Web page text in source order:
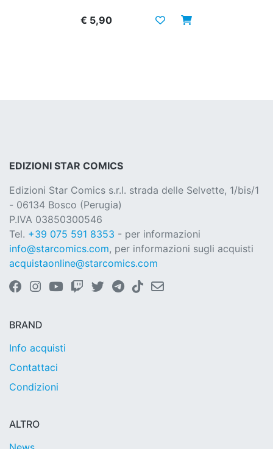
€ 5,90
EDIZIONI STAR COMICS
Edizioni Star Comics s.r.l. strada delle Selvette, 1/bis/1
- 06134 Bosco (Perugia)
P.IVA 03850300546
Tel. +39 075 591 8353 - per informazioni
info@starcomics.com, per informazioni sugli acquisti
acquistaonline@starcomics.com
BRAND
Info acquisti
Contattaci
Condizioni
ALTRO